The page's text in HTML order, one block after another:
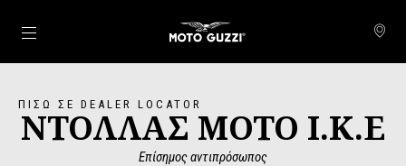
Μετάβαση στο κυρίως περιεχόμενο
ΠΊΣΩ ΣΕ DEALER LOCATOR
ΝΤΟΛΛΑΣ ΜΟΤΟ Ι.Κ.Ε
Επίσημος αντιπρόσωπος